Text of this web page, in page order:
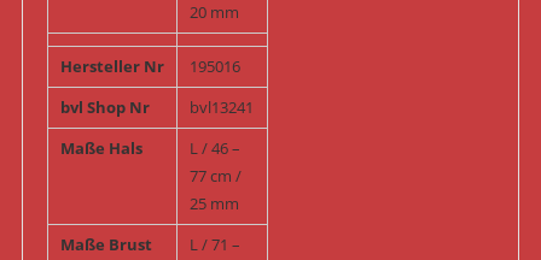
20 mm
Hersteller Nr
195016
bvl Shop Nr
bvl13241
Maße Hals
L / 46 –
77 cm /
25 mm
Maße Brust
L / 71 –